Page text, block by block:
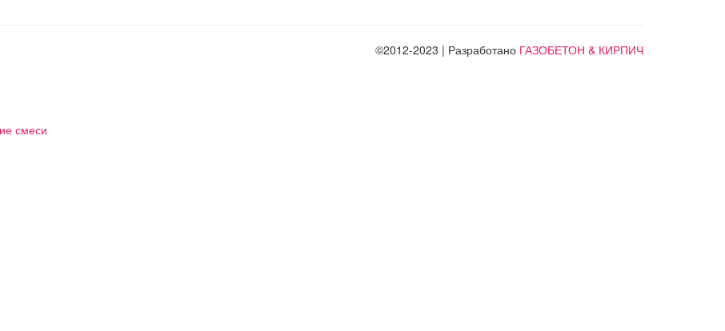
смеси
©2012-2023 | Разработано ГАЗОБЕТОН & КИРПИЧ